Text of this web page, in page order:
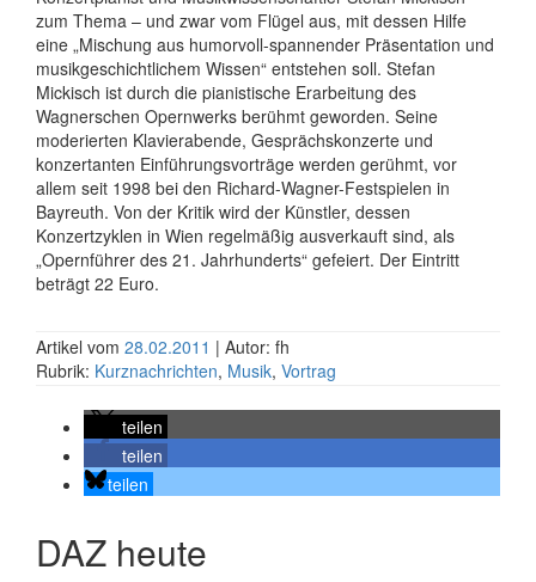
zum Thema – und zwar vom Flügel aus, mit dessen Hilfe
eine „Mischung aus humorvoll-spannender Präsentation und
musikgeschichtlichem Wissen“ entstehen soll. Stefan
Mickisch ist durch die pianistische Erarbeitung des
Wagnerschen Opernwerks berühmt geworden. Seine
moderierten Klavierabende, Gesprächskonzerte und
konzertanten Einführungsvorträge werden gerühmt, vor
allem seit 1998 bei den Richard-Wagner-Festspielen in
Bayreuth. Von der Kritik wird der Künstler, dessen
Konzertzyklen in Wien regelmäßig ausverkauft sind, als
„Opernführer des 21. Jahrhunderts“ gefeiert. Der Eintritt
beträgt 22 Euro.
Artikel vom 28.02.2011 | Autor: fh
Rubrik: Kurznachrichten, Musik, Vortrag
teilen
teilen
teilen
DAZ heute